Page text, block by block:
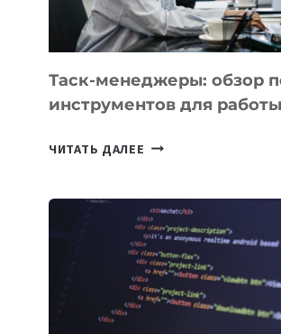
МОЖНО
ПОРУЧИТЬ
УЖЕ
СЕГОДНЯ
Таск-менеджеры: обзор
инструментов для работы
ЧИТАТЬ ДАЛЕЕ ТАСК-
ПОЛЕЗНЫХ
ИНСТРУМЕНТОВ
ДЛЯ
РАБОТЫ